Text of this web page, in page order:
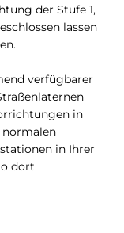
der Stufe 1,
lassen
verfügbarer
in
normalen
in Ihrer
dort